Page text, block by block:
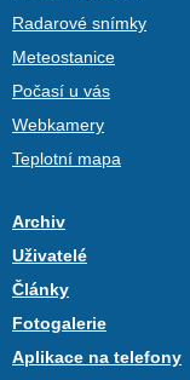
Radarové snímky
Meteostanice
Počasí u vás
Webkamery
Teplotní mapa
Archiv
Uživatelé
Články
Fotogalerie
Aplikace na telefony